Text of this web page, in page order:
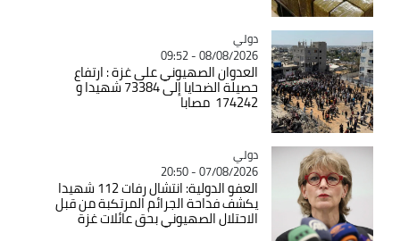
Catégorie
دولي
08/08/2026 - 09:52
العدوان الصهيوني على غزة : ارتفاع
حصيلة الضحايا إلى 73384 شهيدا و
174242 مصابا
Catégorie
دولي
07/08/2026 - 20:50
العفو الدولية: انتشال رفات 112 شهيدا
يكشف فداحة الجرائم المرتكبة من قبل
الاحتلال الصهيوني بحق عائلات غزة